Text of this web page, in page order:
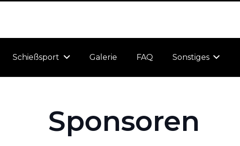
Schießsport Galerie FAQ Sonstiges
Sponsoren